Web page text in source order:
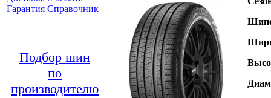
Гарантия Справочник
Подбор шин
по
производителю